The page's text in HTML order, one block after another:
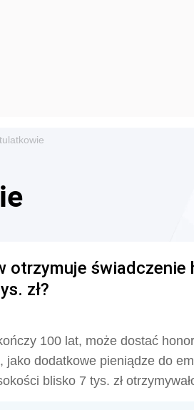
otrzymuje
zł?
100 lat, może dostać
jako dodatkowe pieniądze do
blisko 7 tys. zł